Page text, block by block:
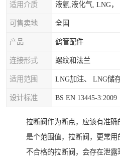
适用介质 液氨,液化气, LNG
可售卖地 全国
产品 鹤管配件
连接形式 螺纹和法兰
适用范围 LNG加注、 LNG储
设计标准 BS EN 13445-3:2009
拉断阀作为断点，应该有准
是个范围值，拉断阀，更常用
不合格的拉断阀，会存在泄